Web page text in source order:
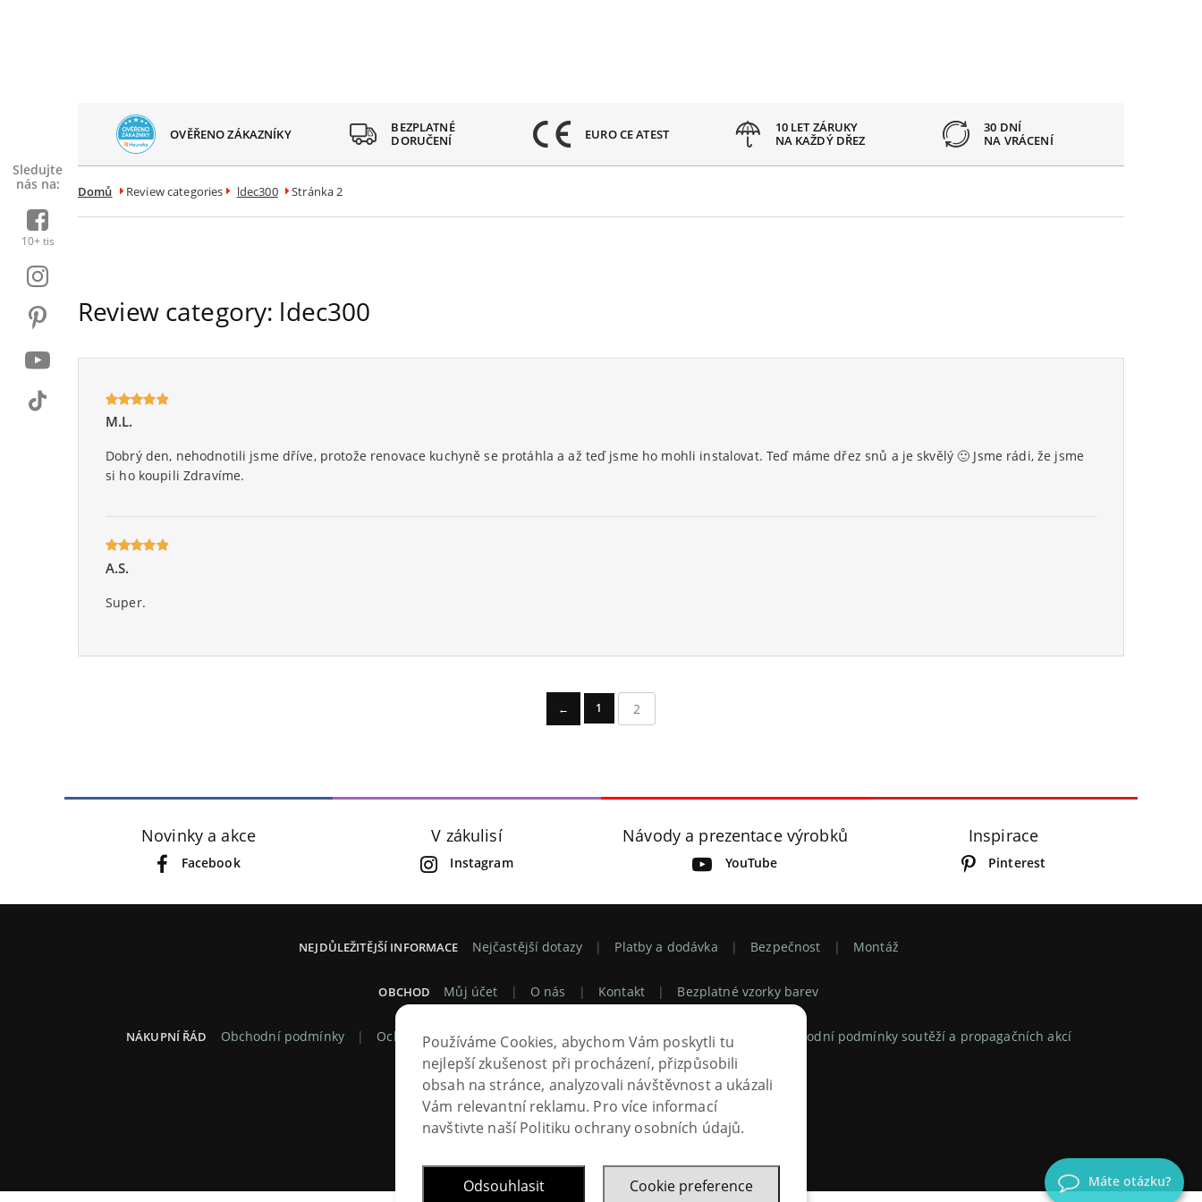
Sledujte
nás na:
10+ tis
OVĚŘENO ZÁKAZNÍKY
BEZPLATNÉ
DORUČENÍ
EURO CE ATEST
10 LET ZÁRUKY
NA KAŽDÝ DŘEZ
30 DNÍ
NA VRÁCENÍ
Domů Review categories ldec300 Stránka 2
Review category: ldec300
Oceniony
M.L.
Dobrý den, nehodnotili jsme dříve, protože renovace kuchyně se protáhla a až teď jsme ho mohli instalovat. Teď máme dřez snů a je skvělý 🙂 Jsme rádi, že jsme
si ho koupili Zdravíme.
Oceniony
A.S.
Super.
← 1 2
Novinky a akce
Facebook
V zákulisí
Instagram
Návody a prezentace výrobků
YouTube
Inspirace
Pinterest
NEJDŮLEŽITĚJŠÍ INFORMACE Nejčastější dotazy Platby a dodávka Bezpečnost Montáž
OBCHOD Můj účet O nás Kontakt Bezplatné vzorky barev
NÁKUPNÍ ŘÁD Obchodní podmínky Ochrana soukromí Záruka Odstoupení od smlouvy Obchodní podmínky soutěží a propagačních akcí
Používáme Cookies, abychom Vám poskytli tu
nejlepší zkušenost při procházení, přizpůsobili
obsah na stránce, analyzovali návštěvnost a ukázali
Vám relevantní reklamu. Pro více informací
navštivte naší Politiku ochrany osobních údajů.
Odsouhlasit Cookie preference Máte otázku?